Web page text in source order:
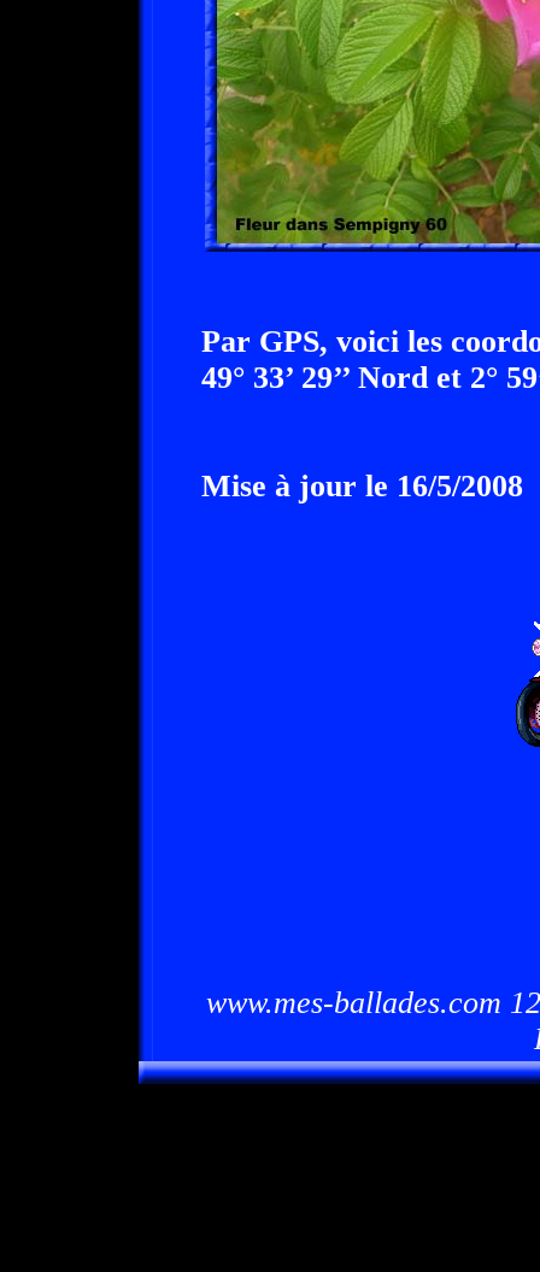
Par GPS, voici les
49° 33’ 29’’ Nord et 2°
Mise à jour le 16/5/2008
www.mes-ballades.com